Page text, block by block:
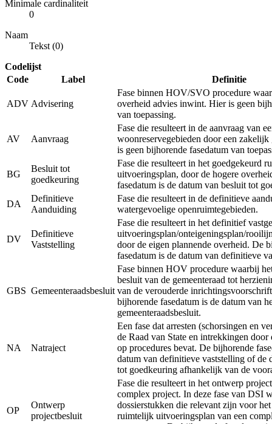
Minimale cardinaliteit
0
Naam
Tekst (0)
Codelijst
Code
Label Definitie
ADV Advisering
Fase binnen HOV/SVO procedure
overheid advies inwint. Hier is geen
van toepassing.
AV Aanvraag
Fase die resulteert in de aanvraag van
woonreservegebieden door een
is geen bijhorende fasedatum van
BG
Besluit tot
goedkeuring
Fase die resulteert in het goedgekeurd
uitvoeringsplan, door de hogere
fasedatum is de datum van besluit tot
DA
Definitieve
Aanduiding
Fase die resulteert in de definitieve
watergevoelige openruimtegebieden.
DV
Definitieve
Vaststelling
Fase die resulteert in het definitief
uitvoeringsplan/onteigeningsplan/
door de eigen plannende overheid. De
fasedatum is de datum van definitieve
GBS Gemeenteraadsbesluit
Fase binnen HOV procedure waarbij
besluit van de gemeenteraad tot
van de verouderde
bijhorende fasedatum is de datum van
gemeenteraadsbesluit.
NA Natraject
Een fase dat arresten (schorsingen en
de Raad van State en intrekkingen door
op procedures bevat. De bijhorende
datum van definitieve vaststelling of de
tot goedkeuring afhankelijk van de
OP
Ontwerp
projectbesluit
Fase die resulteert in het ontwerp
complex project. In deze fase van DSI
dossierstukken die relevant zijn voor
ruimtelijk uitvoeringsplan van een